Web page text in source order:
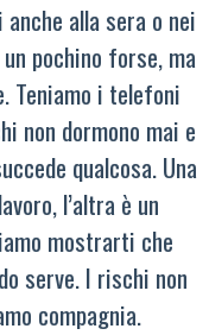
alla sera o nei
pochino forse, ma
Teniamo i telefoni
non dormono mai e
qualcosa. Una
l’altra è un
mostrarti che
serve. I rischi non
compagnia.